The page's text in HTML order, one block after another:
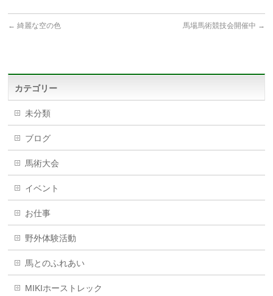
← 綺麗な空の色 馬場馬術競技会開催中 →
カテゴリー
未分類
ブログ
馬術大会
イベント
お仕事
野外体験活動
馬とのふれあい
MIKIホーストレック